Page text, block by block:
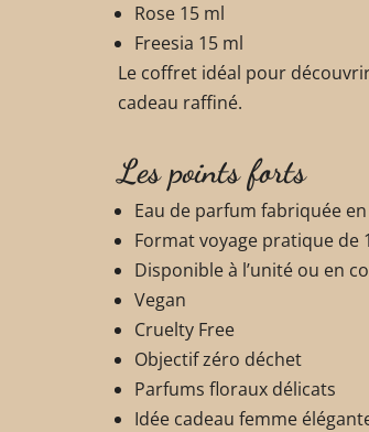
Rose 15 ml
Freesia 15 ml
Le coffret idéal pour
cadeau raffiné.
Les points forts
Eau de parfum fabriquée
Format voyage pratique de
Disponible à l’unité ou en
Vegan
Cruelty Free
Objectif zéro déchet
Parfums floraux délicats
Idée cadeau femme